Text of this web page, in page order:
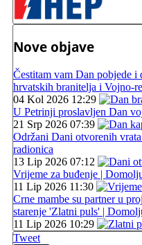
Nove objave
Čestitam vam Dan pobjede
hrvatskih branitelja i Vojno-
04 Kol 2026 12:29
U Petrinji proslavljen Dan
21 Srp 2026 07:39
Održani Dani otvorenih
radionica
13 Lip 2026 07:12
Vrijeme za buđenje |
11 Lip 2026 11:30
Crne mambe su partner u
starenje 'Zlatni puls' |
11 Lip 2026 10:29
Tweet